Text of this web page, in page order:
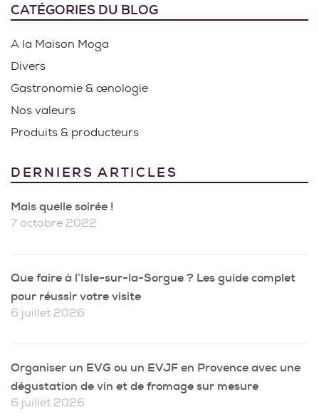
CATÉGORIES DU BLOG
A la Maison Moga
Divers
Gastronomie & œnologie
Nos valeurs
Produits & producteurs
DERNIERS ARTICLES
Mais quelle soirée !
7 octobre 2022
Que faire à l’Isle-sur-la-Sorgue ? Les guide complet
pour réussir votre visite
6 juillet 2026
Organiser un EVG ou un EVJF en Provence avec une
dégustation de vin et de fromage sur mesure
6 juillet 2026